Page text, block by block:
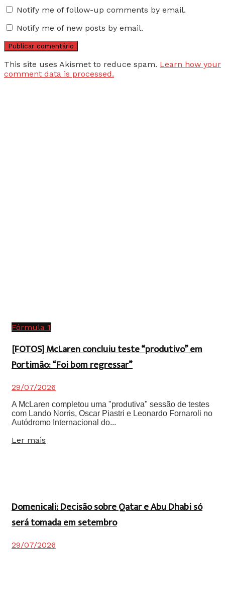
Notify me of follow-up comments by email.
Notify me of new posts by email.
This site uses Akismet to reduce spam. Learn how your
comment data is processed.
Fórmula 1
[FOTOS] McLaren concluiu teste “produtivo” em
Portimão: “Foi bom regressar”
29/07/2026
A McLaren completou uma "produtiva" sessão de testes
com Lando Norris, Oscar Piastri e Leonardo Fornaroli no
Autódromo Internacional do...
Ler mais
Domenicali: Decisão sobre Qatar e Abu Dhabi só
será tomada em setembro
29/07/2026